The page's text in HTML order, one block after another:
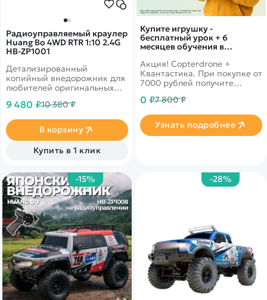
Купите игрушку -
бесплатный урок + 6
месяцев обучения в
Акция! Copterdrone +
Квантастика. При покупке от
7000 рублей получите
нашего партнера
0 ₽7 800 ₽
Узнать подробнее
Радиоуправляемый краулер
Huang Bo 4WD RTR 1:10 2.4G
HB-ZP1001
Детализированный
копийный внедорожник для
любителей оригинальных
полный привод
9 480 ₽10 380 ₽
В корзину
Купить в 1 клик
-15% -28%